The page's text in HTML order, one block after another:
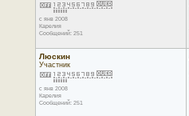
с янв 2008
Карелия
Сообщений: 251
Люскин
Участник
с янв 2008
Карелия
Сообщений: 251